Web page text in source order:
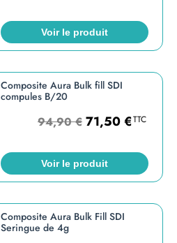
Voir le produit
Composite Aura Bulk fill SDI
compules B/20
94,90€ 71,50€TTC
Voir le produit
Composite Aura Bulk Fill SDI
Seringue de 4g